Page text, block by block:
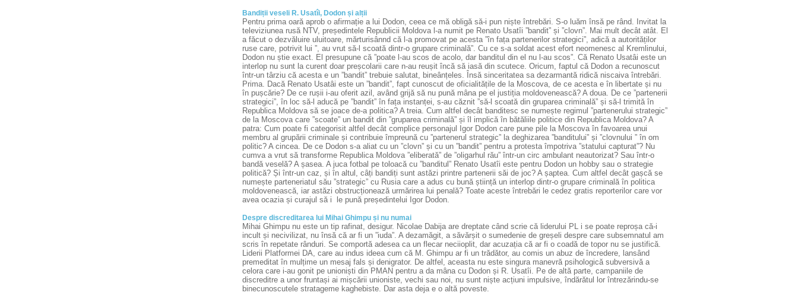
Bandiții veseli R. Usatîi, Dodon și alții
Pentru prima oară aprob o afirmație a lui Dodon, ceea ce mă obligă să-i pun niște întrebări. S-o luăm însă pe rând.
Invitat la
televiziunea rusă NTV, președintele Republicii Moldova l-a numit pe Renato Usatîi ”bandit” și ”clovn”. Mai mult decât atât. El
a făcut o dezvăluire uluitoare, mărturisânnd că l-a promovat pe acesta ”în fața partenerilor strategici”, adică a autorităților
ruse care, potrivit lui ”, au vrut să-l scoată dintr-o grupare criminală”. Cu ce s-a soldat acest efort neomenesc al Kremlinului,
Dodon nu știe exact. El presupune că ”poate l-au scos de acolo, dar banditul din el nu l-au scos”. Că Renato Usatâi este un
interlop nu sunt la curent doar preșcolarii care n-au reușit încă să iasă din scutece. Oricum, faptul că Dodon a recunoscut
într-un târziu că acesta e un ”bandit” trebuie salutat, bineânțeles. Însă sinceritatea sa dezarmantă ridică niscaiva întrebări.
Prima. Dacă Renato Usatâi este un ”bandit”, fapt cunoscut de oficialitățile de la Moscova, de ce acesta e în libertate și nu
în pușcărie? De ce rușii i-au oferit azil, având grijă să nu pună mâna pe el justiția moldovenească? A doua. De ce ”partenerii
strategici”, în loc să-l aducă pe ”bandit” în fața instanței, s-au căznit ”să-l scoată din gruparea criminală” și să-l trimită în
Republica Moldova să se joace de-a politica? A treia. Cum altfel decât banditesc se numește regimul ”partenerului strategic”
de la Moscova care ”scoate” un bandit din ”gruparea criminală” și îl implică în bătăliile politice din Republica Moldova? A
patra: Cum poate fi categorisit altfel decât complice personajul Igor Dodon care pune pile la Moscova în favoarea unui
membru al grupării criminale și contribuie împreună cu ”partenerul strategic” la deghizarea ”banditului” și ”clovnului ” în om
politic? A cincea. De ce Dodon s-a aliat cu un ”clovn” și cu un ”bandit” pentru a protesta împotriva ”statului capturat”? Nu
cumva a vrut să transforme Republica Moldova ”eliberată” de ”oligarhul rău” într-un circ ambulant neautorizat? Sau într-o
bandă veselă? A șasea. A juca fotbal pe toloacă cu ”banditul” Renato Usatîi este pentru Dodon un hobby sau o strategie
politică? Și într-un caz, și în altul, câți bandiți sunt astăzi printre partenerii săi de joc? A șaptea. Cum altfel decât gașcă se
numește parteneriatul său ”strategic” cu Rusia care a adus cu bună știință un interlop dintr-o grupare criminală în politica
moldovenească, iar astăzi obstrucționează urmărirea lui penală? Toate aceste întrebări le cedez gratis reporterilor care vor
avea ocazia și curajul să i le pună președintelui Igor Dodon.
Despre discreditarea lui Mihai Ghimpu și nu numai
Mihai Ghimpu nu este un tip rafinat, desigur. Nicolae Dabija are dreptate când scrie că liderului PL i se poate reproșa că-i
incult și necivilizat, nu însă că ar fi un ”iuda”. A dezamăgit, a săvărșit o sumedenie de greșeli despre care subsemnatul am
scris în repetate rânduri. Se comportă adesea ca un flecar neciioplit, dar acuzația că ar fi o coadă de topor nu se justifică.
Liderii Platformei DA, care au indus ideea cum că M. Ghimpu ar fi un trădător, au comis un abuz de încredere, lansând
premeditat în mulțime un mesaj fals și denigrator. De altfel, aceasta nu este singura manevră psihologică subversivă a
celora care i-au gonit pe unioniști din PMAN pentru a da mâna cu Dodon și R. Usatîi. Pe de altă parte, campaniile de
discreditre a unor fruntași ai mișcării unioniste, vechi sau noi, nu sunt niște acțiuni impulsive, îndărătul lor întrezărindu-se
binecunoscutele stratageme kaghebiste. Dar asta deja e o altă poveste.